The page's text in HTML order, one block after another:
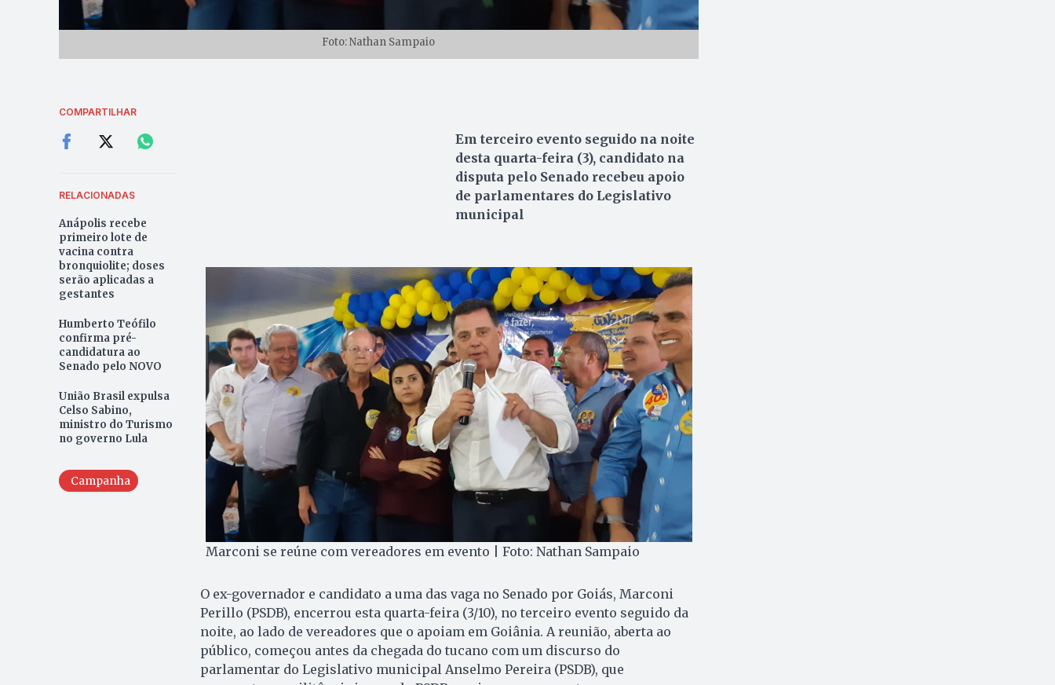
Foto: Nathan Sampaio
COMPARTILHAR
RELACIONADAS
Anápolis recebe
primeiro lote de
vacina contra
bronquiolite; doses
serão aplicadas a
gestantes
Humberto Teófilo
confirma pré-
candidatura ao
Senado pelo NOVO
União Brasil expulsa
Celso Sabino,
ministro do Turismo
no governo Lula
Campanha
Em terceiro evento seguido na noite
desta quarta-feira (3), candidato na
disputa pelo Senado recebeu apoio
de parlamentares do Legislativo
municipal
Marconi se reúne com vereadores em evento | Foto: Nathan Sampaio
O ex-governador e candidato a uma das vaga no Senado por Goiás, Marconi
Perillo (PSDB), encerrou esta quarta-feira (3/10), no terceiro evento seguido da
noite, ao lado de vereadores que o apoiam em Goiânia. A reunião, aberta ao
público, começou antes da chegada do tucano com um discurso do
parlamentar do Legislativo municipal Anselmo Pereira (PSDB), que